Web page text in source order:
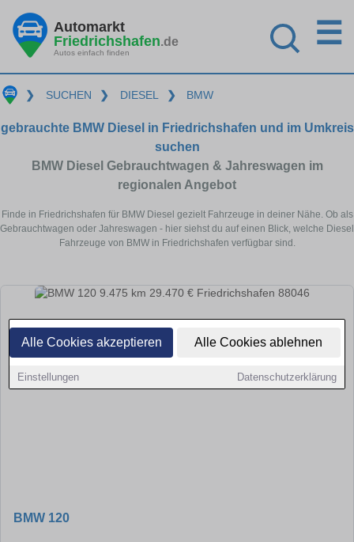
Alle Cookies akzeptieren Alle Cookies ablehnen
Einstellungen Datenschutzerklärung
Automarkt
Friedrichshafen.de
Autos einfach finden
☰
❯ SUCHEN ❯ DIESEL ❯ BMW
gebrauchte BMW Diesel in Friedrichshafen und im Umkreis
suchen
BMW Diesel Gebrauchtwagen & Jahreswagen im
regionalen Angebot
Finde in Friedrichshafen für BMW Diesel gezielt Fahrzeuge in deiner Nähe. Ob als
Gebrauchtwagen oder Jahreswagen - hier siehst du auf einen Blick, welche Diesel
Fahrzeuge von BMW in Friedrichshafen verfügbar sind.
BMW 120